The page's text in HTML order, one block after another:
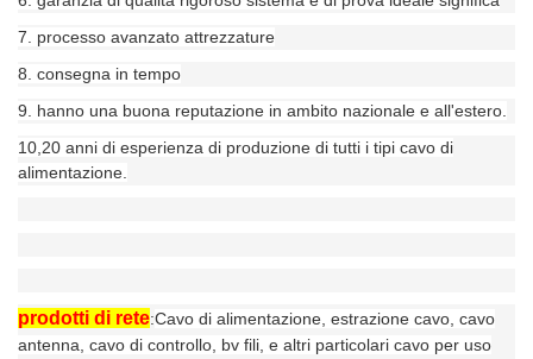
7. processo avanzato attrezzature
8. consegna in tempo
9. hanno una buona reputazione in ambito nazionale e all'estero.
10,20 anni di esperienza di produzione di tutti i tipi cavo di
alimentazione.
prodotti di rete:Cavo di alimentazione, estrazione cavo, cavo
antenna, cavo di controllo, bv fili, e altri particolari cavo per uso